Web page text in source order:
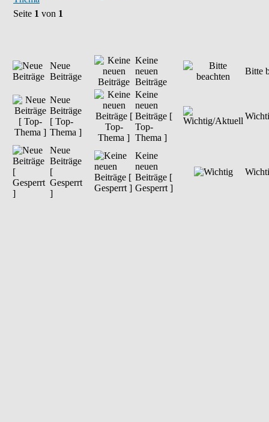
Seite 1 von 1
Neue
Beiträge
Keine
neuen
Beiträge
Bitte
Neue
Beiträge
[ Top-
Thema ]
Keine
neuen
Beiträge [
Top-
Thema ]
Neue
Beiträge
[
Gesperrt
]
Keine
neuen
Beiträge [
Gesperrt ]